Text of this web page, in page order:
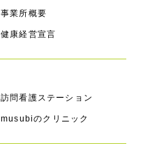
事業所概要
健康経営宣言
訪問看護ステーション
musubiのクリニック